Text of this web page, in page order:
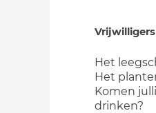
Het
Het
Komen
drinken?